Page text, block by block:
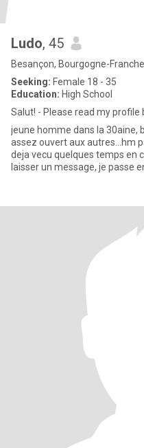
Ludo, 45
Besançon, Bourgogne-
Seeking: Female 18 - 35
Education: High School
Salut! - Please read my profile
jeune homme dans la 30aine,
assez ouvert aux autres...hm
deja vecu quelques temps en
laisser un message, je passe